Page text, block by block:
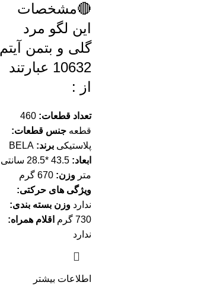
🔴مشخصات
این لگو مرد
گلی و بتمن آیتم
10632 عبارتند
از :
تعداد قطعات: 460
قطعه جنس قطعات:
پلاستیکی برند:
ابعاد:
43.5 *28.5 سانتی
متر وزن:
ویژگی های حرکتی:
ندارد وزن بسته بندی:
730 گرم
اقلام همراه:
ندارد
اطلاعات بیشتر